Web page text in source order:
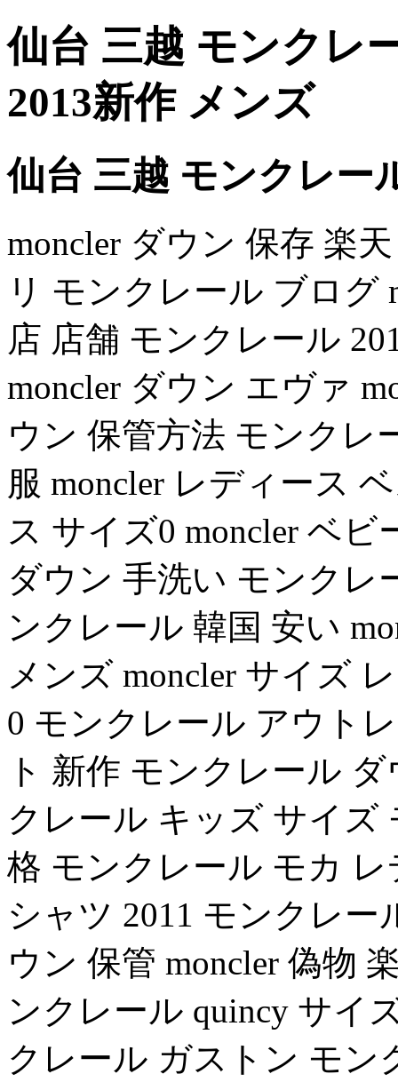
仙台 三越 モンクレ
2013新作 メンズ
仙台 三越 モンクレー
moncler ダウン 保存 楽
リ モンクレール ブログ
店 店舗 モンクレール
moncler ダウン エヴァ
ウン 保管方法 モンクレ
服 moncler レディース
ス サイズ0 moncler ベ
ダウン 手洗い モンクレ
ンクレール 韓国 安い
メンズ moncler サイズ
0 モンクレール アウト
ト 新作 モンクレール
クレール キッズ サイズ
格 モンクレール モカ
シャツ 2011 モンクレ
ウン 保管 moncler 偽物
ンクレール quincy サイ
クレール ガストン モン